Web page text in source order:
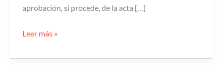
aprobación, si procede, de la acta […]
Leer más »